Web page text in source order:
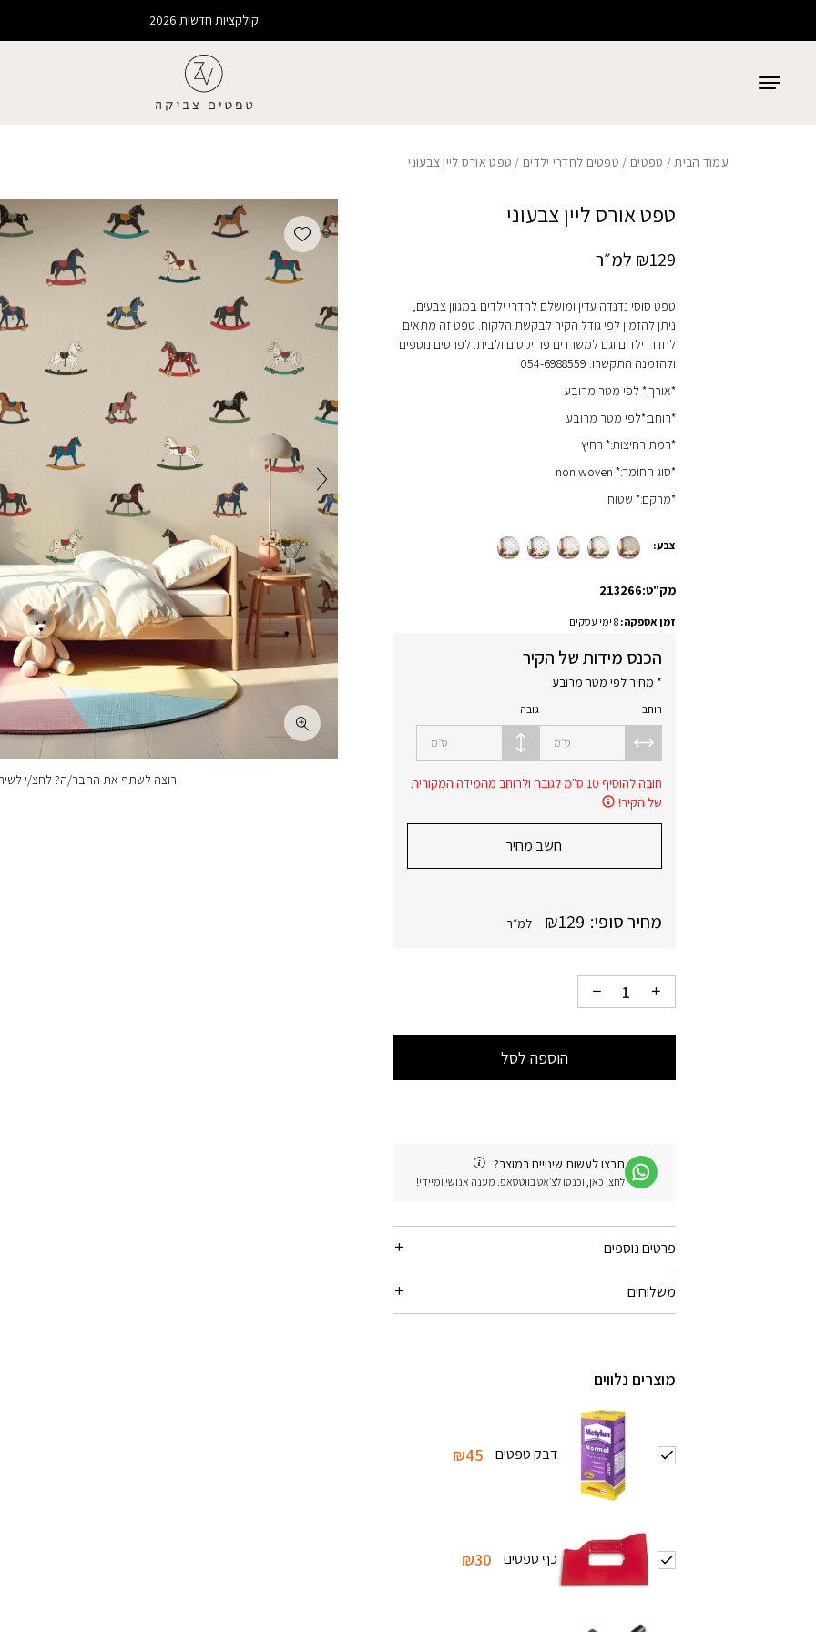
קולקציות חדשות 2026
עמוד הבית/ טפטים / טפטים לחדרי ילדים / טפט אורס ליין צבעוני
טפט אורס ליין צבעוני
₪129 למ״ר
טפט סוסי נדנדה עדין ומושלם לחדרי ילדים במגוון צבעים,
ניתן להזמין לפי גודל הקיר לבקשת הלקוח. טפט זה מתאים
לחדרי ילדים וגם למשרדים פרויקטים ולבית. לפרטים נוספים
ולהזמנה התקשרו: 054-6988559
*אורך:* לפי מטר מרובע
*רוחב:*לפי מטר מרובע
*רמת רחיצות:* רחיץ
*סוג החומר:* non woven
*מרקם:* שטוח
צבע:
מק"ט:213266
זמן אספקה:8 ימי עסקים
הכנס מידות של הקיר
* מחיר לפי מטר מרובע
רוחב
ס״מ
גובה
ס״מ
חובה להוסיף 10 ס"מ לגובה ולרוחב מהמידה המקורית
של הקיר!
חשב מחיר
מחיר סופי: ₪129 למ״ר
הוספה לסל
תרצו לעשות שינויים במוצר?
לחצו כאן, וכנסו לצ׳אט בווטסאפ. מענה אנושי ומיידי!
פרטים נוספים
משלוחים
מוצרים נלווים
דבק טפטים ₪45
כף טפטים ₪30
Add wishlist
רוצה לשתף את החבר/ה? לחצ/י